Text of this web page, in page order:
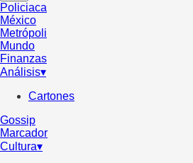
Policiaca
México
Metrópoli
Mundo
Finanzas
Análisis▾
Cartones
Gossip
Marcador
Cultura▾